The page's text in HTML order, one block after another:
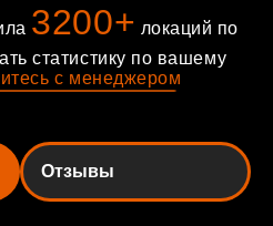
3200+ локаций по
статистику по вашему
итесь с менеджером
Отзывы